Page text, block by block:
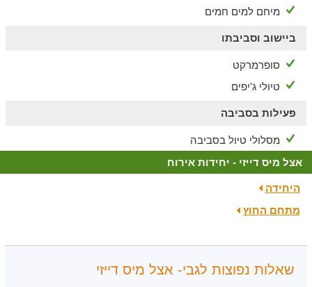
מיחם למים חמים
ביישוב וסביבתו
סופרמרקט
טיולי ג'יפים
פעילות בסביבה
מסלולי טיול בסביבה
אצל מיס דייזי - יחידות אירוח
היחידה
מתחם החוץ
שאלות נפוצות לגבי- אצל מיס דייזי